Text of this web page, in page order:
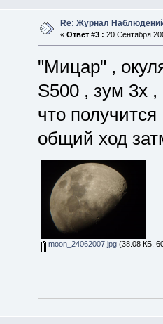
Re: Журнал
« Ответ #3 : 20 Сентября
"Мицар" ,
S500 , зум 3х
что
общий ход
moon_24062007.jpg(38.08 КБ,